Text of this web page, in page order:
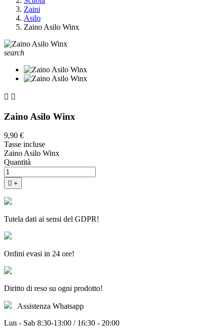
Zaini
Asilo
Zaino Asilo Winx
search
 
Zaino Asilo Winx
9,90 €
Tasse incluse
Zaino Asilo Winx
Quantità
 +
Tutela dati ai sensi del GDPR!
Ordini evasi in 24 ore!
Diritto di reso su ogni prodotto!
Assistenza Whatsapp
Lun - Sab 8:30-13:00 / 16:30 - 20:00